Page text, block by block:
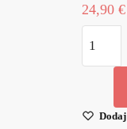
24,90 €